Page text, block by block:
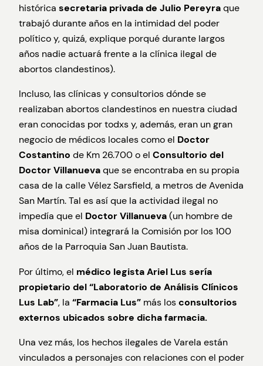
histórica secretaria privada de Julio Pereyraque
trabajó durante años en la intimidad del poder
político y, quizá, explique porqué durante largos
años nadie actuará frente a la clínica ilegal de
abortos clandestinos).
Incluso, las clínicas y consultorios dónde se
realizaban abortos clandestinos en nuestra ciudad
eran conocidas por todxs y, además, eran un gran
negocio de médicos locales como el Doctor
Costantino de Km 26.700 o el Consultorio del
Doctor Villanuevaque se encontraba en su propia
casa de la calle Vélez Sarsfield, a metros de Avenida
San Martín. Tal es así que la actividad ilegal no
impedía que el Doctor Villanueva(un hombre de
misa dominical) integrará la Comisión por los 100
años de la Parroquia San Juan Bautista.
Por último, el médico legista Ariel Lus sería
propietario del “Laboratorio de Análisis Clínicos
Lus Lab”, la “Farmacia Lus” más losconsultorios
externos ubicados sobre dicha farmacia.
Una vez más, los hechos ilegales de Varela están
vinculados a personajes con relaciones con el poder